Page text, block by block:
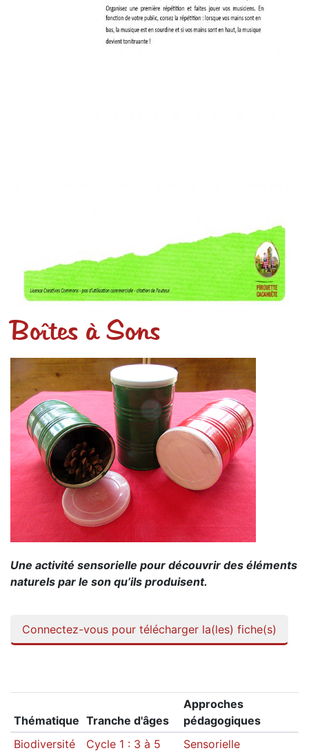
Boîtes à Sons
Une activité sensorielle pour découvrir des éléments
naturels par le son qu’ils produisent.
Connectez-vous pour télécharger la(les) fiche(s)
Thématique Tranche d'âges
Approches
pédagogiques
Biodiversité
Cycle 1 : 3 à 5
Sensorielle